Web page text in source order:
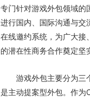
专门针对游戏外包领域的
进行国内、国际沟通与交
在线邀约系统，为广大接
的潜在性商务合作奠定坚
游戏外包主要分为三
是主动提案型外包。作